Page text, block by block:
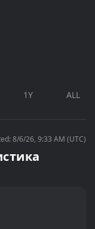
1Y ALL
8/6/26, 9:33 AM (UTC)